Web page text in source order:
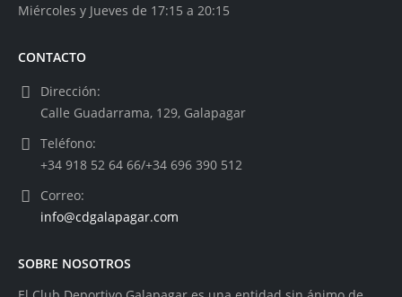
Miércoles y Jueves de 17:15 a 20:15
CONTACTO
Dirección:
Calle Guadarrama, 129, Galapagar
Teléfono:
+34 918 52 64 66/+34 696 390 512
Correo:
info@cdgalapagar.com
SOBRE NOSOTROS